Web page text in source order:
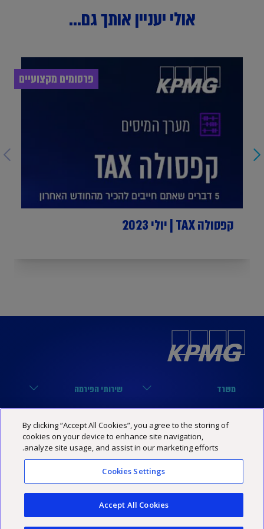
אולי יעניין אותך גם...
פרסומים מקצועיים
קפסולה TAX | יולי 2023
משרד
הארבעה 17, תל אביב
03-6848000
03-6848444
Israel@kpmg.com
שירותי הפירמה
מערך הביקורת
מערך המיסים
מערך היעוץ
נבחרת טכנולוגיה
הסיפור שלנו
קריירה
KPMG SOCIAL MEDIA
Facebook
Linkedin
מדיניות פרטיות הצהרת נגישות תנאי האתר
By clicking “Accept All Cookies”, you agree to the storing of
cookies on your device to enhance site navigation,
analyze site usage, and assist in our marketing efforts.
Cookies Settings
Accept All Cookies